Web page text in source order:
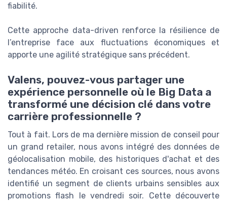
fiabilité.
Cette approche data-driven renforce la résilience de
l’entreprise face aux fluctuations économiques et
apporte une agilité stratégique sans précédent.
Valens, pouvez-vous partager une
expérience personnelle où le Big Data a
transformé une décision clé dans votre
carrière professionnelle ?
Tout à fait. Lors de ma dernière mission de conseil pour
un grand retailer, nous avons intégré des données de
géolocalisation mobile, des historiques d'achat et des
tendances météo. En croisant ces sources, nous avons
identifié un segment de clients urbains sensibles aux
promotions flash le vendredi soir. Cette découverte